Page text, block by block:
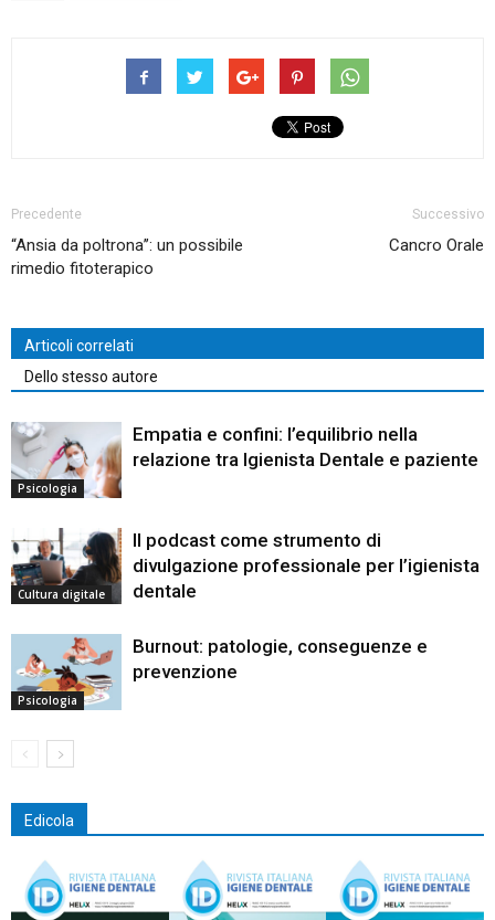
Precedente
“Ansia da poltrona’’: un possibile
rimedio fitoterapico
Successivo
Cancro Orale
Articoli correlati
Dello stesso autore
Psicologia
Empatia e confini: l’equilibrio nella
relazione tra Igienista Dentale e paziente
Cultura digitale
Il podcast come strumento di
divulgazione professionale per l’igienista
dentale
Psicologia
Burnout: patologie, conseguenze e
prevenzione
Edicola